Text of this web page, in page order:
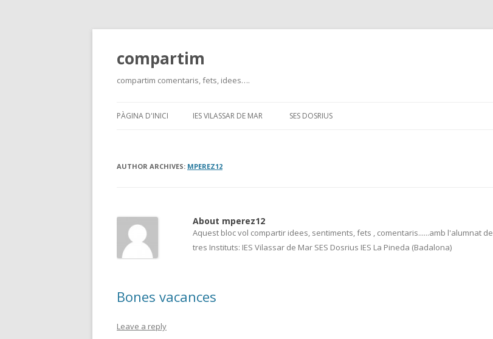
compartim
compartim comentaris, fets, idees….
PÀGINA D'INICI IES VILASSAR DE MAR SES DOSRIUS
AUTHOR ARCHIVES: MPEREZ12
About mperez12
Aquest bloc vol compartir idees, sentiments, fets , comentaris......amb l'alumnat de
tres Instituts: IES Vilassar de Mar SES Dosrius IES La Pineda (Badalona)
Bones vacances
Leave a reply